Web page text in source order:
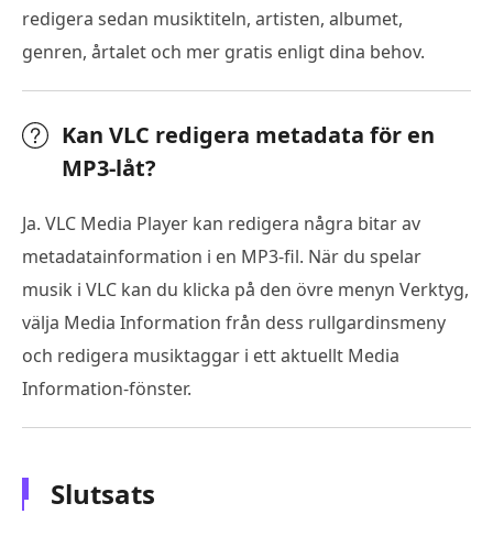
redigera sedan musiktiteln, artisten, albumet,
genren, årtalet och mer gratis enligt dina behov.
Kan VLC redigera metadata för en
MP3-låt?
Ja. VLC Media Player kan redigera några bitar av
metadatainformation i en MP3-fil. När du spelar
musik i VLC kan du klicka på den övre menyn Verktyg,
välja Media Information från dess rullgardinsmeny
och redigera musiktaggar i ett aktuellt Media
Information-fönster.
Slutsats